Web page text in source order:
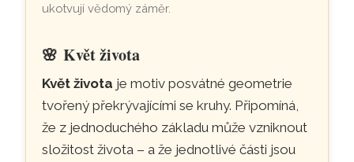
ukotvují vědomý záměr.
🌸Květ života
Květ života je motiv posvátné geometrie
tvořený překrývajícími se kruhy. Připomíná,
že z jednoduchého základu může vzniknout
složitost života – a že jednotlivé části jsou